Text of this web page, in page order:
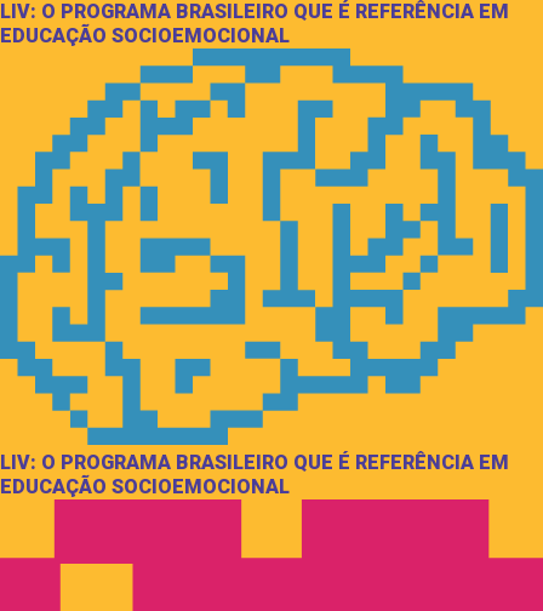
LIV: O PROGRAMA BRASILEIRO QUE É REFERÊNCIA EM
EDUCAÇÃO SOCIOEMOCIONAL
LIV: O PROGRAMA BRASILEIRO QUE É REFERÊNCIA EM
EDUCAÇÃO SOCIOEMOCIONAL